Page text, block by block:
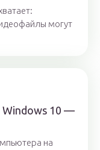
могут
Windows 10 —
на